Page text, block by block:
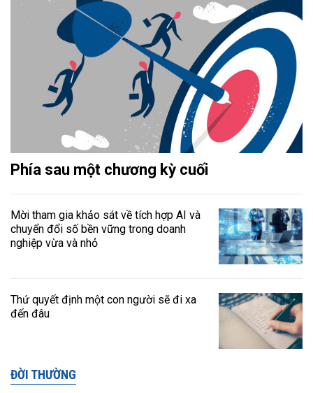
Phía sau một chương kỳ cuối
Mời tham gia khảo sát về tích hợp AI và
chuyển đổi số bền vững trong doanh
nghiệp vừa và nhỏ
Thứ quyết định một con người sẽ đi xa
đến đâu
ĐỜI THƯỜNG